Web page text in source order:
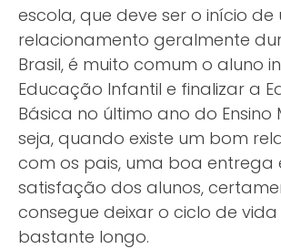
escola, que deve ser o início de
relacionamento geralmente
Brasil, é muito comum o aluno
Educação Infantil e finalizar a
Básica no último ano do Ensino
seja, quando existe um bom
com os pais, uma boa entrega
satisfação dos alunos,
consegue deixar o ciclo de
bastante longo.